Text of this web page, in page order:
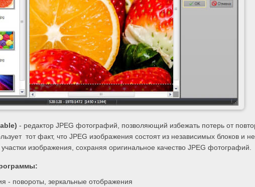
- редактор JPEG фотографий, позволяющий избежать потерь от
тот факт, что JPEG изображения состоят из независимых блоков и не
изображения, сохраняя оригинальное качество JPEG фотографий.
- повороты, зеркальные отображения